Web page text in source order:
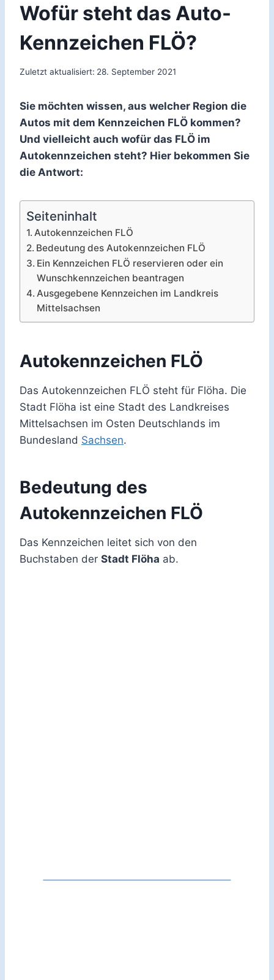
Wofür steht das Auto-
Kennzeichen FLÖ?
Zuletzt aktualisiert: 28. September 2021
Sie möchten wissen, aus welcher Region die
Autos mit dem Kennzeichen FLÖ kommen?
Und vielleicht auch wofür das FLÖ im
Autokennzeichen steht? Hier bekommen Sie
die Antwort:
Seiteninhalt
Autokennzeichen FLÖ
Bedeutung des Autokennzeichen FLÖ
Ein Kennzeichen FLÖ reservieren oder ein
Wunschkennzeichen beantragen
Ausgegebene Kennzeichen im Landkreis
Mittelsachsen
Autokennzeichen FLÖ
Das Autokennzeichen FLÖ steht für Flöha. Die
Stadt Flöha ist eine Stadt des Landkreises
Mittelsachsen im Osten Deutschlands im
Bundesland Sachsen.
Bedeutung des
Autokennzeichen FLÖ
Das Kennzeichen leitet sich von den
Buchstaben der Stadt Flöha ab.